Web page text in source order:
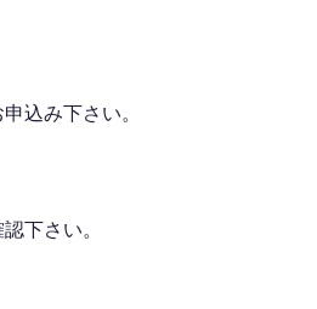
込み下さい。
下さい。